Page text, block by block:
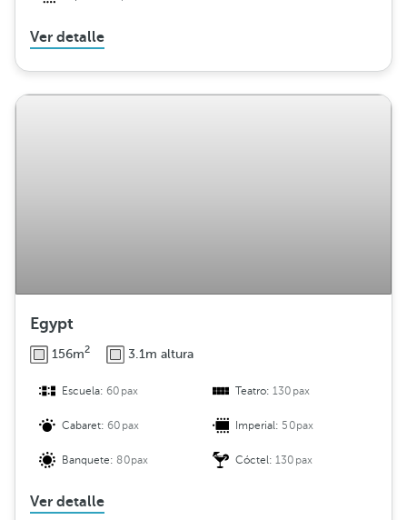
Ver detalle
Egypt
156m2 3.1m altura
Escuela:60pax Teatro:130pax
Cabaret:60pax Imperial: 50pax
Banquete:80pax Cóctel:130pax
Ver detalle